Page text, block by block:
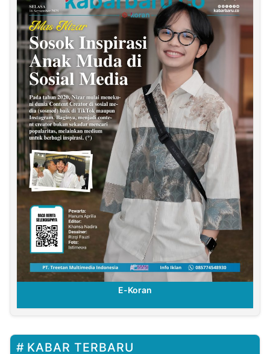
E-Koran
KABAR TERBARU